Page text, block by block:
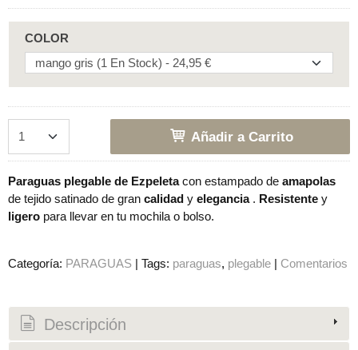
COLOR
Añadir a Carrito
Paraguas plegable de Ezpeletacon estampado de amapolas
de tejido satinado de gran calidad y elegancia . Resistente y
ligero para llevar en tu mochila o bolso.
Categoría: PARAGUAS | Tags: paraguas plegable | Comentarios
Descripción